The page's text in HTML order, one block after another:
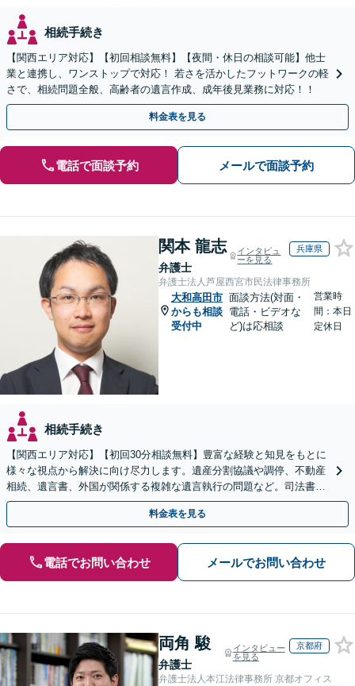
相続手続き
【関西エリア対応】【初回相談無料】【夜間・休日の相談可能】他士
業と連携し、ワンストップで対応！ 若さを活かしたフットワークの軽
さで、相続問題全般、高齢者の遺言作成、成年後見業務に対応！！
料金表を見る
電話で面談予約 メールで面談予約
関本 龍志
弁護士
インタビュ
ーを見る
兵庫県
弁護士法人芦屋西宮市民法律事務所
大和高田市
からも相談
受付中
面談方法(対面・
電話・ビデオな
ど)は応相談
営業時
間：本日
定休日
相続手続き
【関西エリア対応】【初回30分相談無料】豊富な経験と知見をもとに
様々な視点から解決に向け尽力します。遺産分割協議や調停、不動産
相続、遺言書、外国が関係する複雑な遺言執行の問題など。司法書士
や税理士とも連携し、円滑な解決を【オンライン面談可】
料金表を見る
電話でお問い合わせ メールでお問い合わせ
両角 駿
弁護士
インタビュー
を見る
京都府
弁護士法人本江法律事務所 京都オフィス